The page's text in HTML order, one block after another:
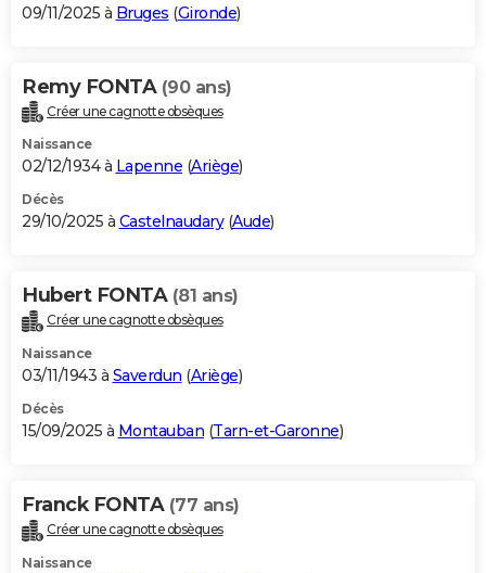
09/11/2025 à Bruges (Gironde)
Remy FONTA (90 ans)
Créer une cagnotte obsèques
Naissance
02/12/1934 à Lapenne (Ariège)
Décès
29/10/2025 à Castelnaudary(Aude)
Hubert FONTA (81 ans)
Créer une cagnotte obsèques
Naissance
03/11/1943 à Saverdun (Ariège)
Décès
15/09/2025 à Montauban (Tarn-et-Garonne)
Franck FONTA (77 ans)
Créer une cagnotte obsèques
Naissance